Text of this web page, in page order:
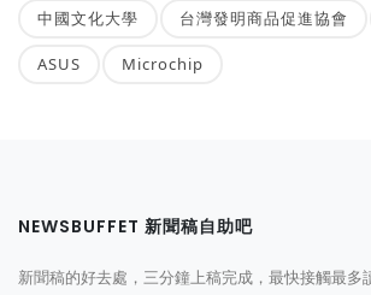
中國文化大學 台灣發明商品促進協會
ASUS Microchip
NEWSBUFFET 新聞稿自助吧
新聞稿的好去處，三分鐘上稿完成，最快接觸最多